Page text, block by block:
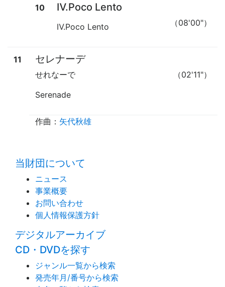
10 Ⅳ.Poco Lento
（08'00"）
Ⅳ.Poco Lento
11 セレナーデ
（02'11"）
せれなーで
Serenade
作曲： 矢代秋雄
当財団について
ニュース
事業概要
お問い合わせ
個人情報保護方針
デジタルアーカイブ
CD・DVDを探す
ジャンル一覧から検索
発売年月/番号から検索